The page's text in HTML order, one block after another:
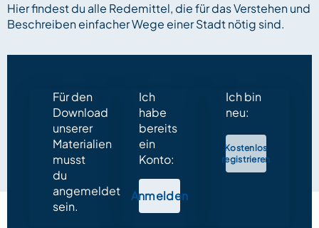
Hier findest du alle Redemittel, die für das Verstehen und
Beschreiben einfacher Wege einer Stadt nötig sind.
Für den
Download
unserer
Materialien
musst
du
angemeldet
sein.
Ich
habe
bereits
ein
Konto:
Anmelden
Ich bin
neu:
Kostenlos
registrieren